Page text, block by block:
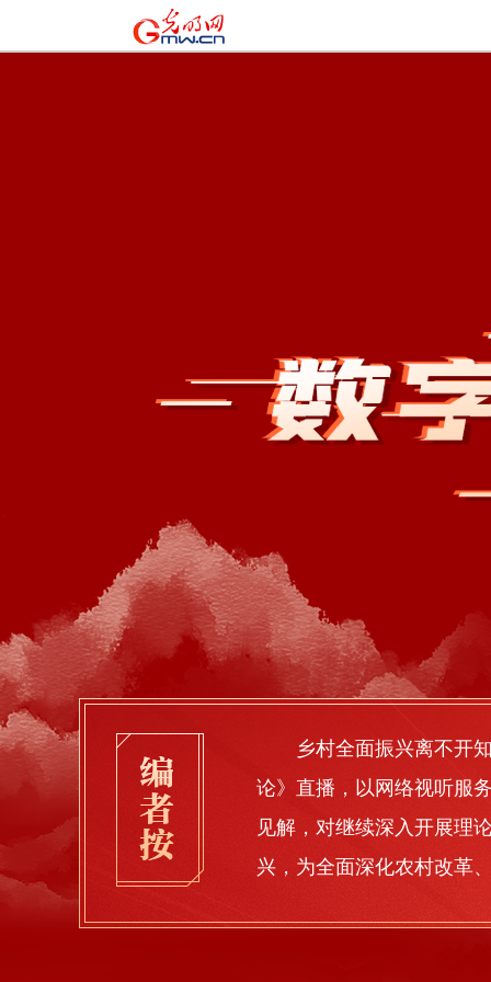
乡村全面振兴离不开
论》直播，以网络视听服
见解，对继续深入开展理
兴，为全面深化农村改革